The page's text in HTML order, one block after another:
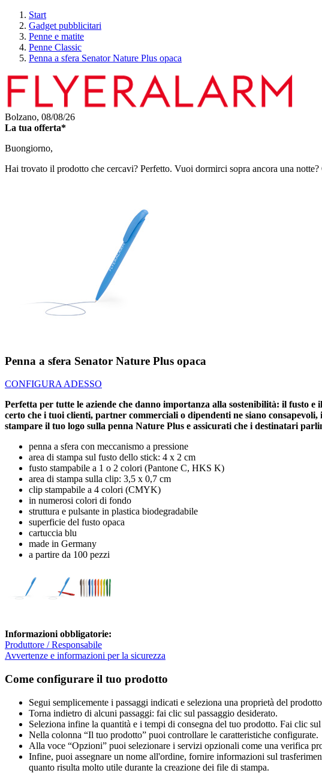
Start
Gadget pubblicitari
Penne e matite
Penne Classic
Penna a sfera Senator Nature Plus opaca
Bolzano, 08/08/26
La tua offerta*
Buongiorno,
Hai trovato il prodotto che cercavi? Perfetto. Vuoi dormirci sopra ancora una
Penna a sfera Senator Nature Plus opaca
CONFIGURA ADESSO
Perfetta per tutte le aziende che danno importanza alla sostenibilità: il fusto
certo che i tuoi clienti, partner commerciali o dipendenti ne siano
stampare il tuo logo sulla penna Nature Plus e assicurati che i destinatari
penna a sfera con meccanismo a pressione
area di stampa sul fusto dello stick: 4 x 2 cm
fusto stampabile a 1 o 2 colori (Pantone C, HKS K)
area di stampa sulla clip: 3,5 x 0,7 cm
clip stampabile a 4 colori (CMYK)
in numerosi colori di fondo
struttura e pulsante in plastica biodegradabile
superficie del fusto opaca
cartuccia blu
made in Germany
a partire da 100 pezzi
Informazioni obbligatorie:
Produttore / Responsabile
Avvertenze e informazioni per la sicurezza
Come configurare il tuo prodotto
Segui semplicemente i passaggi indicati e seleziona una proprietà del
Torna indietro di alcuni passaggi: fai clic sul passaggio desiderato.
Seleziona infine la quantità e i tempi di consegna del tuo prodotto. Fai clic
Nella colonna “Il tuo prodotto” puoi controllare le caratteristiche configurate.
Alla voce “Opzioni” puoi selezionare i servizi opzionali come una verifica
Infine, puoi assegnare un nome all'ordine, fornire informazioni sul
quanto risulta molto utile durante la creazione dei file di stampa.